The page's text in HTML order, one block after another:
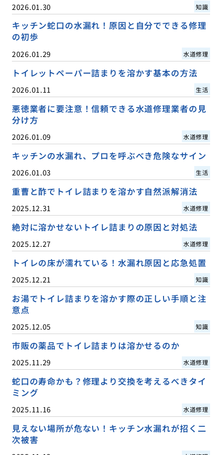
2026.01.30 知識
キッチン蛇口の水漏れ！原因と自分でできる修理
の初歩
2026.01.29 水道修理
トイレットペーパー詰まりを溶かす基本の方法
2026.01.11 生活
悪徳業者に要注意！信頼できる水道修理業者の見
分け方
2026.01.09 水道修理
キッチンの水漏れ、プロを呼ぶべき危険なサイン
2026.01.03 生活
重曹と酢でトイレ詰まりを溶かす自然派解消法
2025.12.31 水道修理
絶対に溶かせないトイレ詰まりの原因と対処法
2025.12.27 水道修理
トイレの床が濡れている！水漏れ原因と応急処置
2025.12.21 知識
お湯でトイレ詰まりを溶かす際の正しい手順と注
意点
2025.12.05 知識
市販の薬品でトイレ詰まりは溶かせるのか
2025.11.29 水道修理
蛇口の寿命かも？修理より交換を考えるべきタイ
ミング
2025.11.16 水道修理
見えない場所が危ない！キッチン水漏れが招く二
次被害